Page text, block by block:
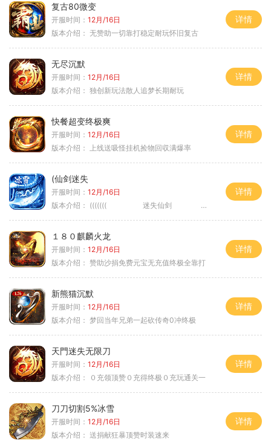
复古80微变
开服时间： 12月/16日
版本介绍： 无赞助一切靠打稳定耐玩怀旧复古
详情
无尽沉默
开服时间： 12月/16日
版本介绍： 独创新玩法散人追梦长期耐玩
详情
快餐超变终极爽
开服时间： 12月/16日
版本介绍：
上线送吸怪挂机捡物回収满爆率
详情
(仙剑迷失
开服时间： 12月/16日
版本介绍： ((((((( 迷失仙剑 )))))
详情
１８０麒麟火龙
开服时间： 12月/16日
版本介绍： 赞助沙捐免费元宝无充值终极全靠打
详情
新熊猫沉默
开服时间： 12月/16日
版本介绍： 梦回当年兄弟一起砍传奇0冲终极
详情
天門迷失无限刀
开服时间： 12月/16日
版本介绍：
０充领顶赞０充得终极０充玩通关一
详情
刀刀切割5%冰雪
开服时间： 12月/16日
版本介绍： 送捐献狂暴顶赞时装速来
详情